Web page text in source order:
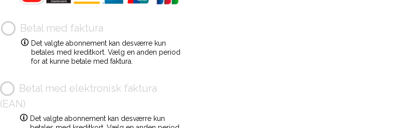
Betal med faktura
Det valgte abonnement kan desværre kun
betales med kreditkort. Vælg en anden period
for at kunne betale med faktura.
Betal med elektronisk faktura
(EAN)
Det valgte abonnement kan desværre kun